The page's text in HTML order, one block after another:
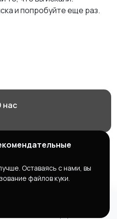
и попробуйте еще раз.
нас
| Работа |
ИНН 5609203278 ОГРН
Оставаясь с нами, вы
файлов куки.